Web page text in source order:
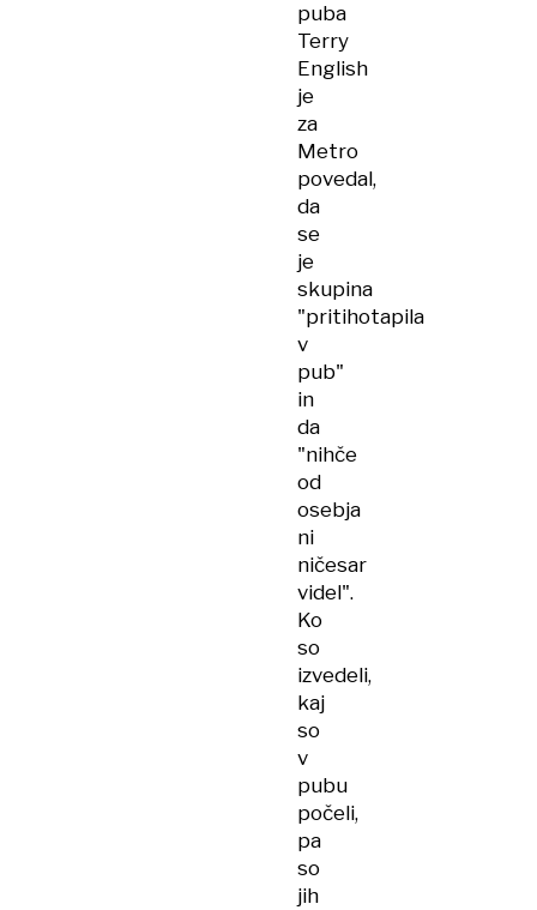
puba
Terry
English
je
za
Metro
povedal,
da
se
je
skupina
"pritihotapila
v
pub"
in
da
"nihče
od
osebja
ni
ničesar
videl".
Ko
so
izvedeli,
kaj
so
v
pubu
počeli,
pa
so
jih